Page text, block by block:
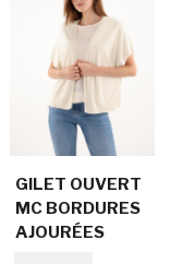
GILET OUVERT
MC BORDURES
AJOURÉES